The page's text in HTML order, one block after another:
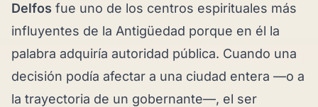
Delfos fue uno de los centros espirituales más
influyentes de la Antigüedad porque en él la
palabra adquiría autoridad pública. Cuando una
decisión podía afectar a una ciudad entera —o a
la trayectoria de un gobernante—, el ser